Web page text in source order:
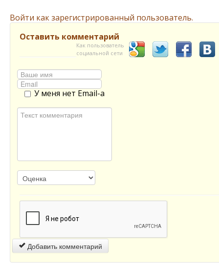
Войти как зарегистрированный пользователь.
Оставить комментарий
Как пользователь
социальной сети
У меня нет Email-а
Добавить комментарий